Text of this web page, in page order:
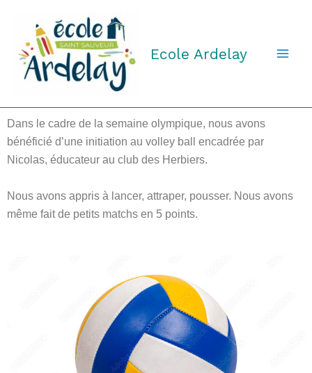
contenu
Ecole Ardelay
Dans le cadre de la semaine olympique, nous avons
bénéficié d’une initiation au volley ball encadrée par
Nicolas, éducateur au club des Herbiers.
Nous avons appris à lancer, attraper, pousser. Nous avons
même fait de petits matchs en 5 points.